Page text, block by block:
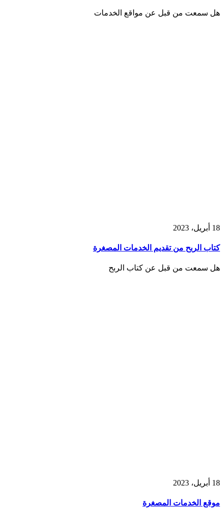
هل سمعت من قبل عن مواقع الخدمات
18 أبريل، 2023
كتاب الربح من تقديم الخدمات المصغرة
هل سمعت من قبل عن كتاب الربح
18 أبريل، 2023
موقع الخدمات المصغرة